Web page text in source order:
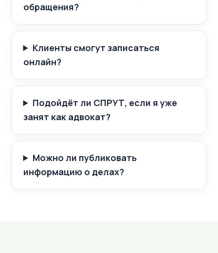
обращения?
Клиенты смогут записаться
онлайн?
Подойдёт ли СПРУТ, если я уже
занят как адвокат?
Можно ли публиковать
информацию о делах?